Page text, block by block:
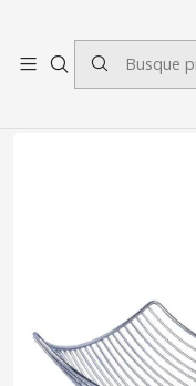
Inicio Decoración